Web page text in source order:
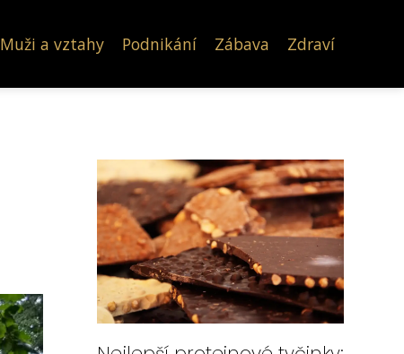
Muži a vztahy Podnikání Zábava Zdraví